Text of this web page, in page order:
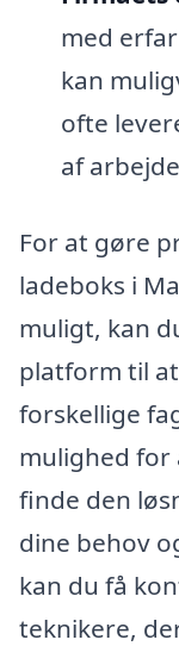
med
kan
ofte
af
For at gøre
ladeboks i
muligt, kan
platform til
forskellige
mulighed for
finde den
dine behov
kan du få
teknikere,